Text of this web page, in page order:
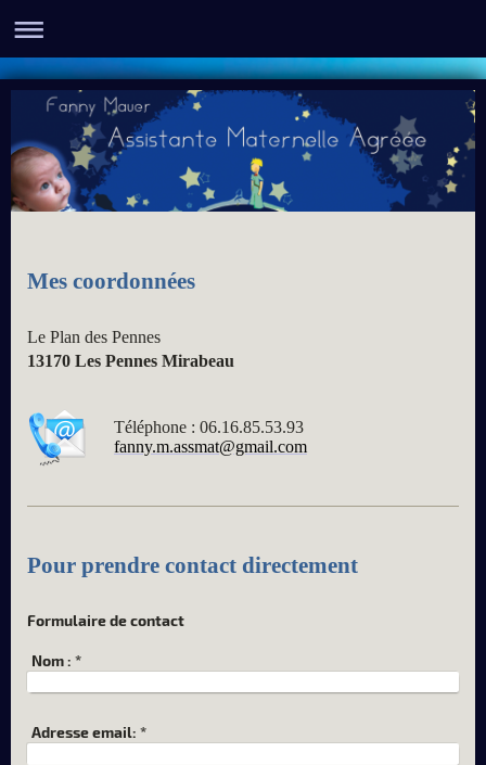
Mes coordonnées
Le Plan des Pennes
13170 Les Pennes Mirabeau
Téléphone : 06.16.85.53.93
fanny.m.assmat@gmail.com
Pour prendre contact directement
Formulaire de contact
Nom : *
Adresse email: *